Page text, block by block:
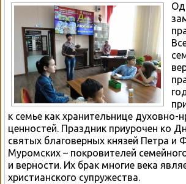
к семье как хранительнице духовно-
ценностей. Праздник приурочен ко
святых благоверных князей Петра и
Муромских – покровителей
и верности. Их брак многие века
христианского супружества.